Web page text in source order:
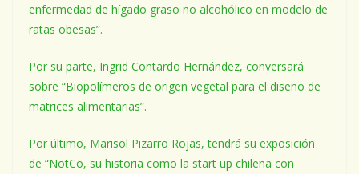
enfermedad de hígado graso no alcohólico en modelo de
ratas obesas”.
Por su parte, Ingrid Contardo Hernández, conversará
sobre “Biopolímeros de origen vegetal para el diseño de
matrices alimentarias”.
Por último, Marisol Pizarro Rojas, tendrá su exposición
de “NotCo, su historia como la start up chilena con